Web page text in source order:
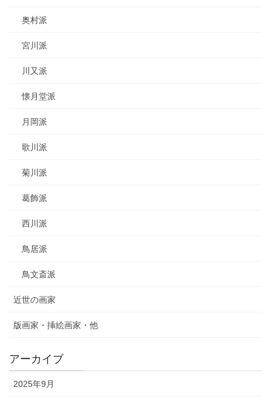
奥村派
宮川派
川又派
懐月堂派
月岡派
歌川派
菊川派
葛飾派
西川派
鳥居派
鳥文斎派
近世の画家
版画家・挿絵画家・他
アーカイブ
2025年9月